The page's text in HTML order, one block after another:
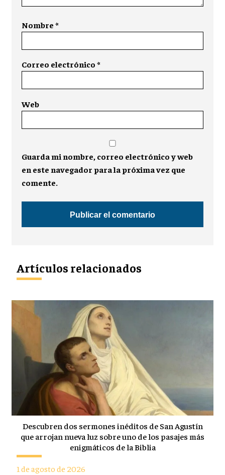
Nombre*
Correo electrónico*
Web
Guarda mi nombre, correo electrónico y web
en este navegador para la próxima vez que
comente.
Artículos relacionados
Descubren dos sermones inéditos de San Agustín
que arrojan nueva luz sobre uno de los pasajes más
enigmáticos de la Biblia
1 de agosto de 2026